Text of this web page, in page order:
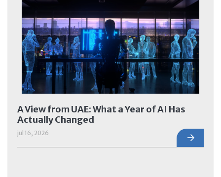
A View from UAE: What a Year of AI Has
Actually Changed
jul 16, 2026